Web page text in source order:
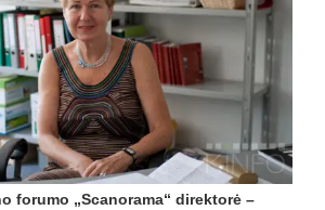
forumo „Scanorama“ direktorė –